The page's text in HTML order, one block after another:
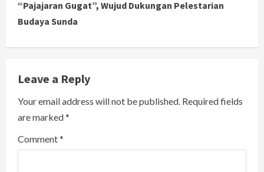
n
u
e
R
e
a
“Pajajaran Gugat”, Wujud Dukungan Pelestarian
Budaya Sunda
Leave a Reply
Your email address will not be published. Required fields
are marked*
Comment*